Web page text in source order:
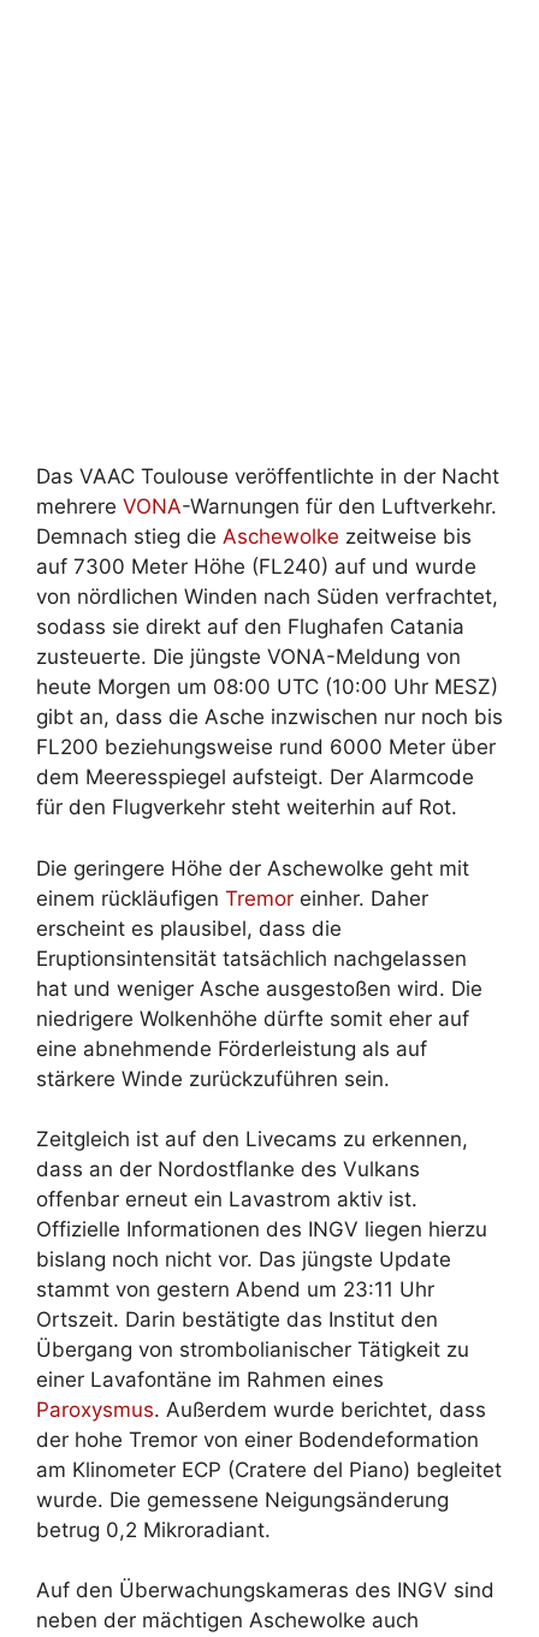
Das VAAC Toulouse veröffentlichte in der Nacht
mehrere VONA-Warnungen für den Luftverkehr.
Demnach stieg die Aschewolke zeitweise bis
auf 7300 Meter Höhe (FL240) auf und wurde
von nördlichen Winden nach Süden verfrachtet,
sodass sie direkt auf den Flughafen Catania
zusteuerte. Die jüngste VONA-Meldung von
heute Morgen um 08:00 UTC (10:00 Uhr MESZ)
gibt an, dass die Asche inzwischen nur noch bis
FL200 beziehungsweise rund 6000 Meter über
dem Meeresspiegel aufsteigt. Der Alarmcode
für den Flugverkehr steht weiterhin auf Rot.
Die geringere Höhe der Aschewolke geht mit
einem rückläufigen Tremor einher. Daher
erscheint es plausibel, dass die
Eruptionsintensität tatsächlich nachgelassen
hat und weniger Asche ausgestoßen wird. Die
niedrigere Wolkenhöhe dürfte somit eher auf
eine abnehmende Förderleistung als auf
stärkere Winde zurückzuführen sein.
Zeitgleich ist auf den Livecams zu erkennen,
dass an der Nordostflanke des Vulkans
offenbar erneut ein Lavastrom aktiv ist.
Offizielle Informationen des INGV liegen hierzu
bislang noch nicht vor. Das jüngste Update
stammt von gestern Abend um 23:11 Uhr
Ortszeit. Darin bestätigte das Institut den
Übergang von strombolianischer Tätigkeit zu
einer Lavafontäne im Rahmen eines
Paroxysmus. Außerdem wurde berichtet, dass
der hohe Tremor von einer Bodendeformation
am Klinometer ECP (Cratere del Piano) begleitet
wurde. Die gemessene Neigungsänderung
betrug 0,2 Mikroradiant.
Auf den Überwachungskameras des INGV sind
neben der mächtigen Aschewolke auch